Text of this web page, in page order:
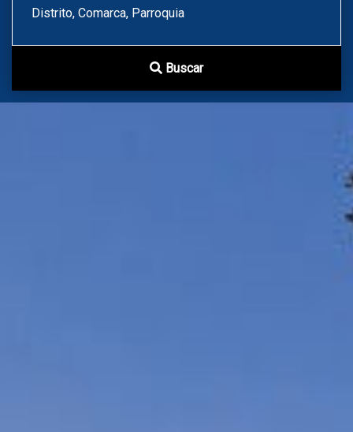
Distrito, Comarca, Parroquia
Buscar